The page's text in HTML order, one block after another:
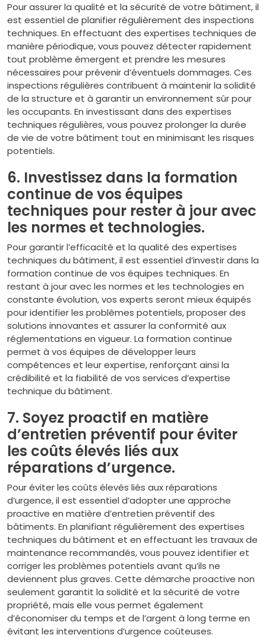
Pour assurer la qualité et la sécurité de votre bâtiment, il
est essentiel de planifier régulièrement des inspections
techniques. En effectuant des expertises techniques de
manière périodique, vous pouvez détecter rapidement
tout problème émergent et prendre les mesures
nécessaires pour prévenir d’éventuels dommages. Ces
inspections régulières contribuent à maintenir la solidité
de la structure et à garantir un environnement sûr pour
les occupants. En investissant dans des expertises
techniques régulières, vous pouvez prolonger la durée
de vie de votre bâtiment tout en minimisant les risques
potentiels.
6. Investissez dans la formation
continue de vos équipes
techniques pour rester à jour avec
les normes et technologies.
Pour garantir l’efficacité et la qualité des expertises
techniques du bâtiment, il est essentiel d’investir dans la
formation continue de vos équipes techniques. En
restant à jour avec les normes et les technologies en
constante évolution, vos experts seront mieux équipés
pour identifier les problèmes potentiels, proposer des
solutions innovantes et assurer la conformité aux
réglementations en vigueur. La formation continue
permet à vos équipes de développer leurs
compétences et leur expertise, renforçant ainsi la
crédibilité et la fiabilité de vos services d’expertise
technique du bâtiment.
7. Soyez proactif en matière
d’entretien préventif pour éviter
les coûts élevés liés aux
réparations d’urgence.
Pour éviter les coûts élevés liés aux réparations
d’urgence, il est essentiel d’adopter une approche
proactive en matière d’entretien préventif des
bâtiments. En planifiant régulièrement des expertises
techniques du bâtiment et en effectuant les travaux de
maintenance recommandés, vous pouvez identifier et
corriger les problèmes potentiels avant qu’ils ne
deviennent plus graves. Cette démarche proactive non
seulement garantit la solidité et la sécurité de votre
propriété, mais elle vous permet également
d’économiser du temps et de l’argent à long terme en
évitant les interventions d’urgence coûteuses.